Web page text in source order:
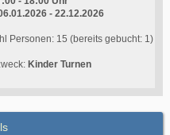
- 22.12.2026
Personen: 15 (bereits gebucht: 1)
Kinder Turnen